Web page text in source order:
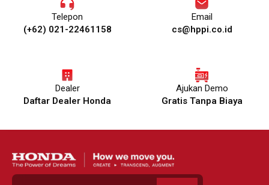
Telepon
(+62) 021-22461158
Email
cs@hppi.co.id
Dealer
Daftar Dealer Honda
Ajukan Demo
Gratis Tanpa Biaya